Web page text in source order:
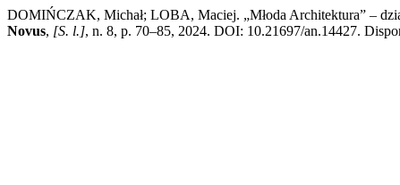
DOMIŃCZAK, Michał; LOBA, Maciej. „Młoda Architektura” –
Novus, [S. l.], n. 8, p. 70–85, 2024. DOI: 10.21697/an.14427.